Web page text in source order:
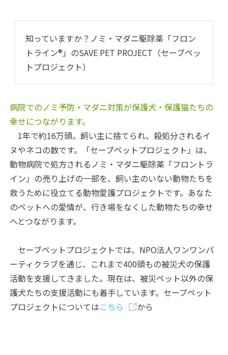
知っていますか？ノミ・マダニ駆除薬「フロン
トライン®」のSAVE PET PROJECT（セーブペッ
トプロジェクト）
病院でのノミ予防・マダニ対策が保護犬・保護猫たちの
幸せにつながります。
1年で約16万頭。飼い主に捨てられ、殺処分されるイ
ヌやネコの数です。「セーブペットプロジェクト」は、
動物病院で処方されるノミ・マダニ駆除薬「フロントラ
イン」の売り上げの一部を、飼い主のいない動物たちを
救うために役立てる動物愛護プロジェクトです。あなた
のペットへの愛情が、行き場をなくした動物たちの幸せ
へとつながります。
セーブペットプロジェクトでは、NPO法人ワンワンパ
ーティクラブを通じ、これまで400頭もの被災犬の保護
活動を支援してきました。現在は、被災ペット以外の保
護犬たちの支援活動にも着手しています。セーブペット
プロジェクトについてはこちら から